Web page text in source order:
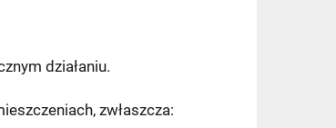
działaniu.
zwłaszcza: